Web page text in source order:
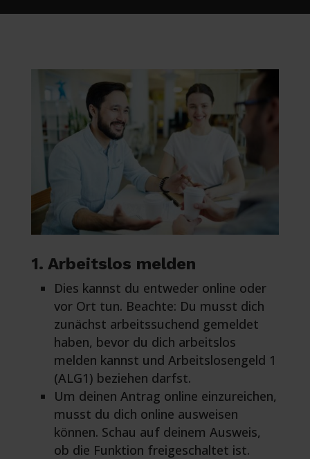
1. Arbeitslos melden
Dies kannst du entweder online oder
vor Ort tun. Beachte: Du musst dich
zunächst arbeitssuchend gemeldet
haben, bevor du dich arbeitslos
melden kannst und Arbeitslosengeld 1
(ALG1) beziehen darfst.
Um deinen Antrag online einzureichen,
musst du dich online ausweisen
können. Schau auf deinem Ausweis,
ob die Funktion freigeschaltet ist.